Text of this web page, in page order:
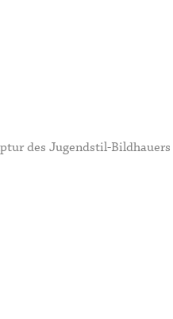
des Jugendstil-Bildhauers